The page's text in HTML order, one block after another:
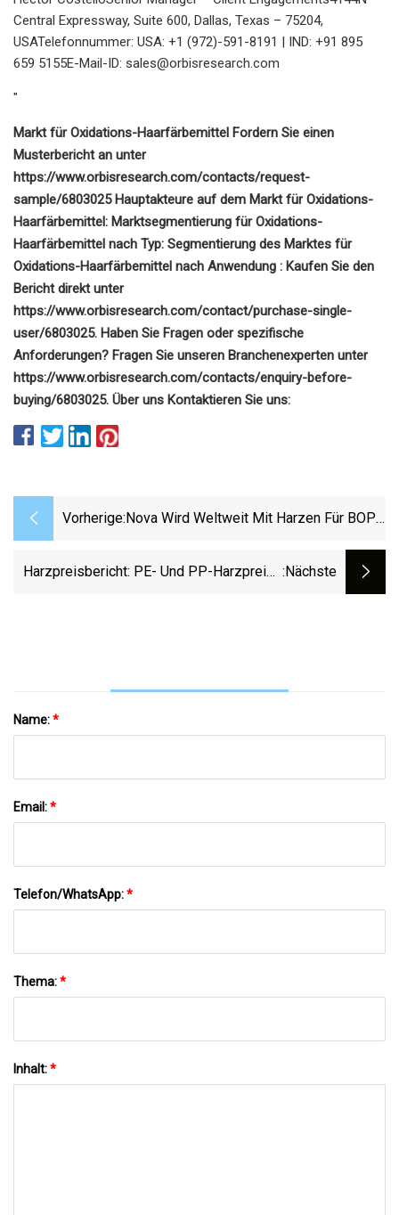
Central Expressway, Suite 600, Dallas, Texas – 75204,
USATelefonnummer: USA: +1 (972)-591-8191 | IND: +91 895
659 5155E-Mail-ID: sales@orbisresearch.com
"
Markt für Oxidations-Haarfärbemittel Fordern Sie einen
Musterbericht an unter
https://www.orbisresearch.com/contacts/request-
sample/6803025 Hauptakteure auf dem Markt für Oxidations-
Haarfärbemittel: Marktsegmentierung für Oxidations-
Haarfärbemittel nach Typ: Segmentierung des Marktes für
Oxidations-Haarfärbemittel nach Anwendung : Kaufen Sie den
Bericht direkt unter
https://www.orbisresearch.com/contact/purchase-single-
user/6803025. Haben Sie Fragen oder spezifische
Anforderungen? Fragen Sie unseren Branchenexperten unter
https://www.orbisresearch.com/contacts/enquiry-before-
buying/6803025. Über uns Kontaktieren Sie uns:
Vorherige: Nova Wird Weltweit Mit Harzen Für BOPE
Harzpreisbericht: PE- Und PP-Harzpreise :nächste
Name:*
Email:*
Telefon/WhatsApp:*
Thema:*
Inhalt:*